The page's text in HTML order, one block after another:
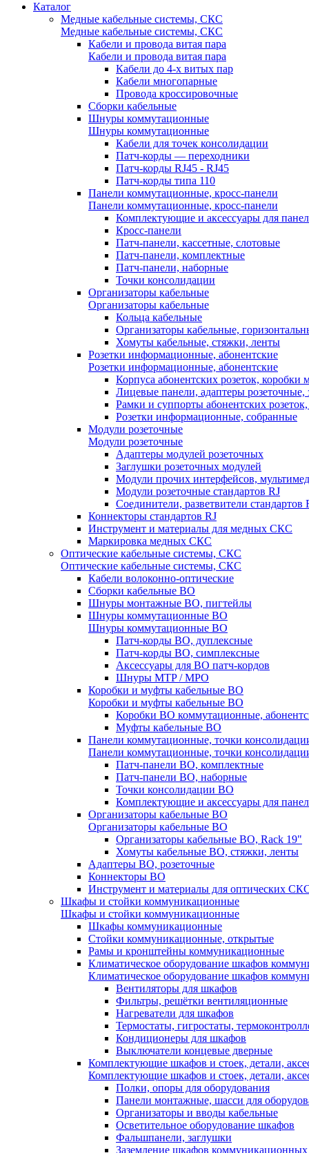
Каталог
Медные кабельные системы, СКС
Медные кабельные системы, СКС
Кабели и провода витая пара
Кабели и провода витая пара
Кабели до 4-х витых пар
Кабели многопарные
Провода кроссировочные
Сборки кабельные
Шнуры коммутационные
Шнуры коммутационные
Кабели для точек консолидации
Патч-корды — переходники
Патч-корды RJ45 - RJ45
Патч-корды типа 110
Панели коммутационные, кросс-панели
Панели коммутационные, кросс-панели
Комплектующие и аксессуары для
Кросс-панели
Патч-панели, кассетные, слотовые
Патч-панели, комплектные
Патч-панели, наборные
Точки консолидации
Организаторы кабельные
Организаторы кабельные
Кольца кабельные
Организаторы кабельные,
Хомуты кабельные, стяжки, ленты
Розетки информационные, абонентские
Розетки информационные, абонентские
Корпуса абонентских розеток, коробки
Лицевые панели, адаптеры розеточные,
Рамки и суппорты абонентских
Розетки информационные, собранные
Модули розеточные
Модули розеточные
Адаптеры модулей розеточных
Заглушки розеточных модулей
Модули прочих интерфейсов,
Модули розеточные стандартов RJ
Соединители, разветвители стандартов
Коннекторы стандартов RJ
Инструмент и материалы для медных СКС
Маркировка медных СКС
Оптические кабельные системы, СКС
Оптические кабельные системы, СКС
Кабели волоконно-оптические
Сборки кабельные ВО
Шнуры монтажные ВО, пигтейлы
Шнуры коммутационные ВО
Шнуры коммутационные ВО
Патч-корды ВО, дуплексные
Патч-корды ВО, симплексные
Аксессуары для ВО патч-кордов
Шнуры MTP / MPO
Коробки и муфты кабельные ВО
Коробки и муфты кабельные ВО
Коробки ВО коммутационные,
Муфты кабельные ВО
Панели коммутационные, точки
Панели коммутационные, точки
Патч-панели ВО, комплектные
Патч-панели ВО, наборные
Точки консолидации ВО
Комплектующие и аксессуары для
Организаторы кабельные ВО
Организаторы кабельные ВО
Организаторы кабельные ВО, Rack 19"
Хомуты кабельные ВО, стяжки, ленты
Адаптеры ВО, розеточные
Коннекторы ВО
Инструмент и материалы для оптических
Шкафы и стойки коммуникационные
Шкафы и стойки коммуникационные
Шкафы коммуникационные
Стойки коммуникационные, открытые
Рамы и кронштейны коммуникационные
Климатическое оборудование шкафов
Климатическое оборудование шкафов
Вентиляторы для шкафов
Фильтры, решётки вентиляционные
Нагреватели для шкафов
Термостаты, гигростаты,
Кондиционеры для шкафов
Выключатели концевые дверные
Комплектующие шкафов и стоек, детали,
Комплектующие шкафов и стоек, детали,
Полки, опоры для оборудования
Панели монтажные, шасси для
Организаторы и вводы кабельные
Осветительное оборудование шкафов
Фальшпанели, заглушки
Заземление шкафов коммуникационных